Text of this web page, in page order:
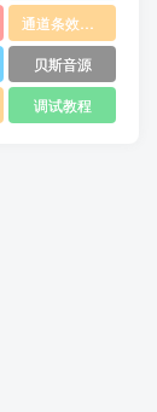
通道条效果器
贝斯音源
调试教程